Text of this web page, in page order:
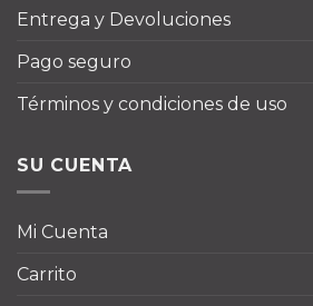
Entrega y Devoluciones
Pago seguro
Términos y condiciones de uso
SU CUENTA
Mi Cuenta
Carrito